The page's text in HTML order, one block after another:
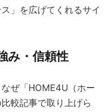
」を広げてくれるサイ
み・信頼性
ぜ「HOME4U（ホー
較記事で取り上げら